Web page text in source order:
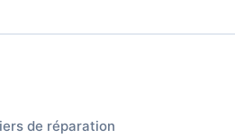
de réparation